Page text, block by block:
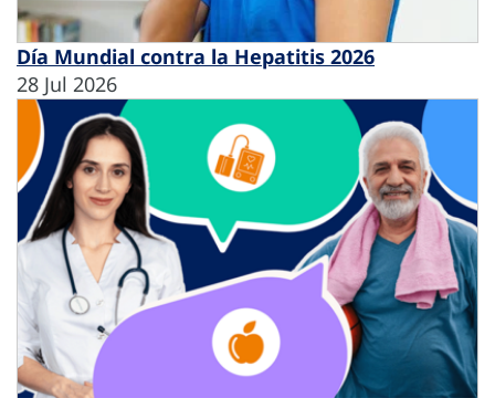
Día Mundial contra la Hepatitis 2026
28 Jul 2026